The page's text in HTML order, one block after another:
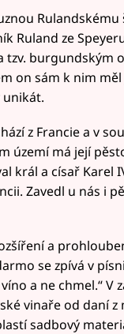
Rulandskému
Ruland ze
tzv. burgundským
on sám k nim
unikát.
z Francie a v
území má její
král a císař Karel
Zavedl u nás i
a
se zpívá v
a ne chmel.“ V
vinaře od daní z
sadbový